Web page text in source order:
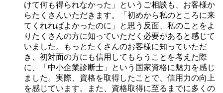
けて何も得られなかった」というご相談も、お客様か
らたくさんいただきます。「初めから私のところに来
てくれればよかったのに」と思う反面、私のことをよ
りたくさんの方に知っていただく必要があると感じて
いました。もっとたくさんのお客様に知っていただ
き、初対面の方にも信用してもらうことを考えた際
に、「中小企業診断士」という国家資格に魅力を感じ
ました。実際、資格を取得したことで、信用力の向上
を感じています。また、資格取得に至るまでに多くの